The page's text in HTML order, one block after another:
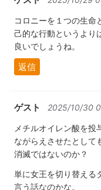
コロニーを１つの生命
己的な行動というより
良いでしょうね。
返信
ゲスト 2025/10/30
メチルオイレン酸を投
ながらえさせたとして
消滅ではないのか？
単に女王を切り替える
言う話なのかな。